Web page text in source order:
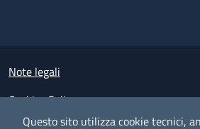
Questo sito utilizza cookie tecnici,
Small prints
Note legali
Cookies Policy